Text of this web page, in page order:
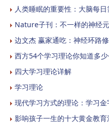
人类睡眠的重要性：大脑每
Nature子刊：不一样的神经
边文杰 赢家通吃：神经环路
西方54个学习理论你知道多少
四大学习理论详解
学习理论
现代学习方式的理论：学习金
影响孩子一生的十大黄金教育